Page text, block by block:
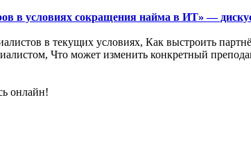
условиях сокращения найма в ИТ» —
в текущих условиях, Как выстроить
Что может изменить конкретный
онлайн!